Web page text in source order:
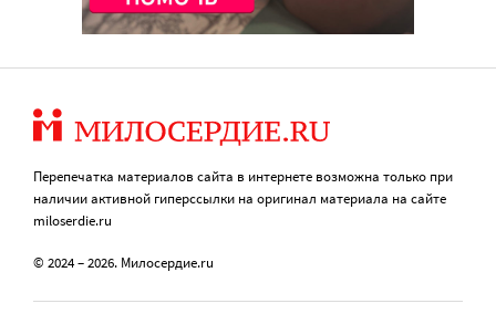
Перепечатка материалов сайта в интернете возможна только при
наличии активной гиперссылки на оригинал материала на сайте
miloserdie.ru
© 2024 – 2026. Милосердие.ru